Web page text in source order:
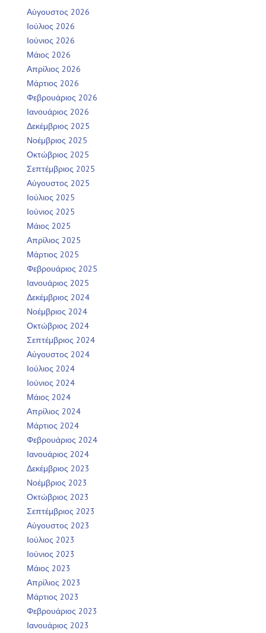
Αύγουστος 2026
Ιούλιος 2026
Ιούνιος 2026
Μάιος 2026
Απρίλιος 2026
Μάρτιος 2026
Φεβρουάριος 2026
Ιανουάριος 2026
Δεκέμβριος 2025
Νοέμβριος 2025
Οκτώβριος 2025
Σεπτέμβριος 2025
Αύγουστος 2025
Ιούλιος 2025
Ιούνιος 2025
Μάιος 2025
Απρίλιος 2025
Μάρτιος 2025
Φεβρουάριος 2025
Ιανουάριος 2025
Δεκέμβριος 2024
Νοέμβριος 2024
Οκτώβριος 2024
Σεπτέμβριος 2024
Αύγουστος 2024
Ιούλιος 2024
Ιούνιος 2024
Μάιος 2024
Απρίλιος 2024
Μάρτιος 2024
Φεβρουάριος 2024
Ιανουάριος 2024
Δεκέμβριος 2023
Νοέμβριος 2023
Οκτώβριος 2023
Σεπτέμβριος 2023
Αύγουστος 2023
Ιούλιος 2023
Ιούνιος 2023
Μάιος 2023
Απρίλιος 2023
Μάρτιος 2023
Φεβρουάριος 2023
Ιανουάριος 2023